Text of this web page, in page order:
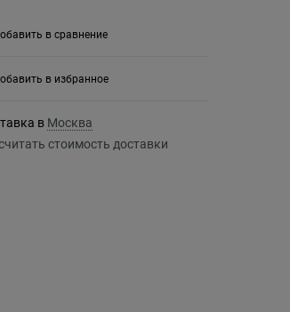
в сравнение
в избранное
в Москва
стоимость доставки